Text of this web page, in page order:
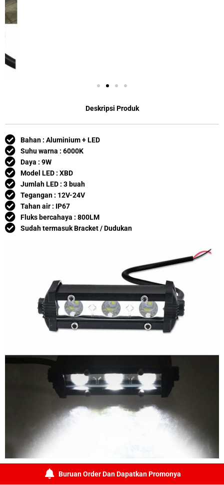
Deskripsi Produk
Bahan : Aluminium + LED
Suhu warna : 6000K
Daya : 9W
Model LED : XBD
Jumlah LED : 3 buah
Tegangan : 12V-24V
Tahan air : IP67
Fluks bercahaya : 800LM
Sudah termasuk Bracket / Dudukan
Buruan Order Dan Dapatkan Promonya